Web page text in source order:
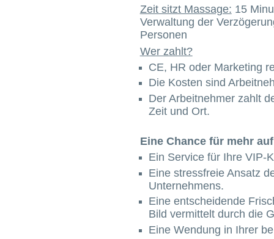
Zeit sitzt Massage: 15
Verwaltung der
Personen
Wer zahlt?
CE, HR oder Marketing
Die Kosten sind
Der Arbeitnehmer zahlt
Zeit und Ort.
Eine Chance für mehr
Ein Service für Ihre VIP-
Eine stressfreie Ansatz
Unternehmens.
Eine entscheidende
Bild vermittelt durch die
Eine Wendung in Ihrer